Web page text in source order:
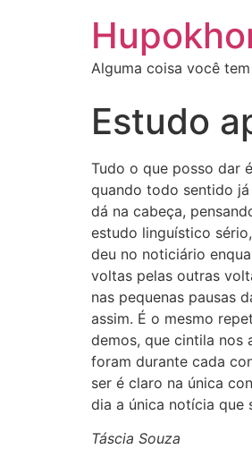
Alguma coisa você tem
Estudo
Tudo o que posso dar
quando todo sentido já
dá na cabeça,
estudo linguístico
deu no noticiário
voltas pelas outras
nas pequenas pausas
assim. É o mesmo
demos, que cintila nos
foram durante cada
ser é claro na única
dia a única notícia que
Táscia Souza